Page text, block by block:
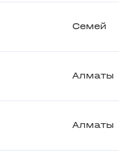
Семей
Алматы
Алматы